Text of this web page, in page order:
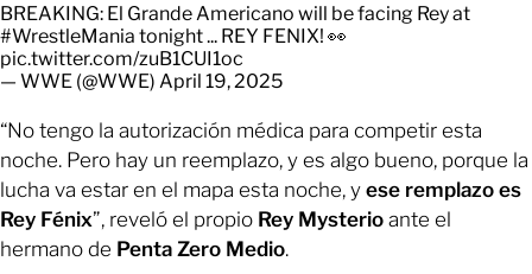
BREAKING: El Grande Americano will be facing Rey at
#WrestleMania tonight ... REY FENIX! 👀
pic.twitter.com/zuB1CUI1oc
— WWE (@WWE) April 19, 2025
“No tengo la autorización médica para competir esta
noche. Pero hay un reemplazo, y es algo bueno, porque la
lucha va estar en el mapa esta noche, y ese remplazo es
Rey Fénix”, reveló el propio Rey Mysterio ante el
hermano de Penta Zero Medio.